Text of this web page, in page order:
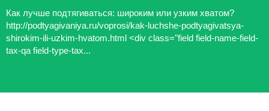
Как лучше подтягиваться: широким или узким хватом?
http://podtyagivaniya.ru/voprosi/kak-luchshe-podtyagivatsya-
shirokim-ili-uzkim-hvatom.html <div class="field field-name-field-
tax-qa field-type-tax...